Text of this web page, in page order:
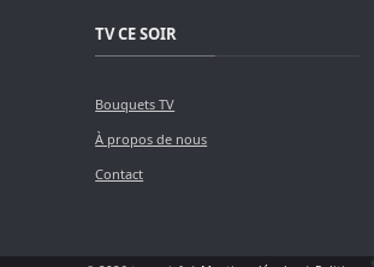
TV CE SOIR
Bouquets TV
À propos de nous
Contact